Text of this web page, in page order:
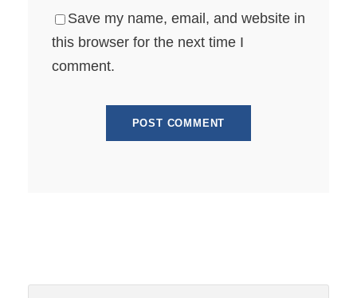
Save my name, email, and website in
this browser for the next time I
comment.